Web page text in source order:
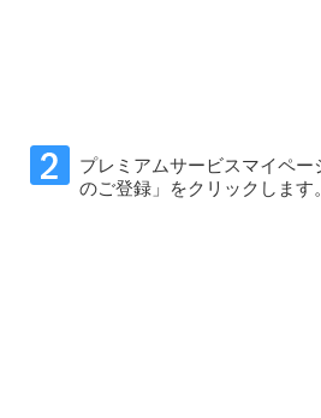
プレミアムサービスマイペ
のご登録」をクリックします。